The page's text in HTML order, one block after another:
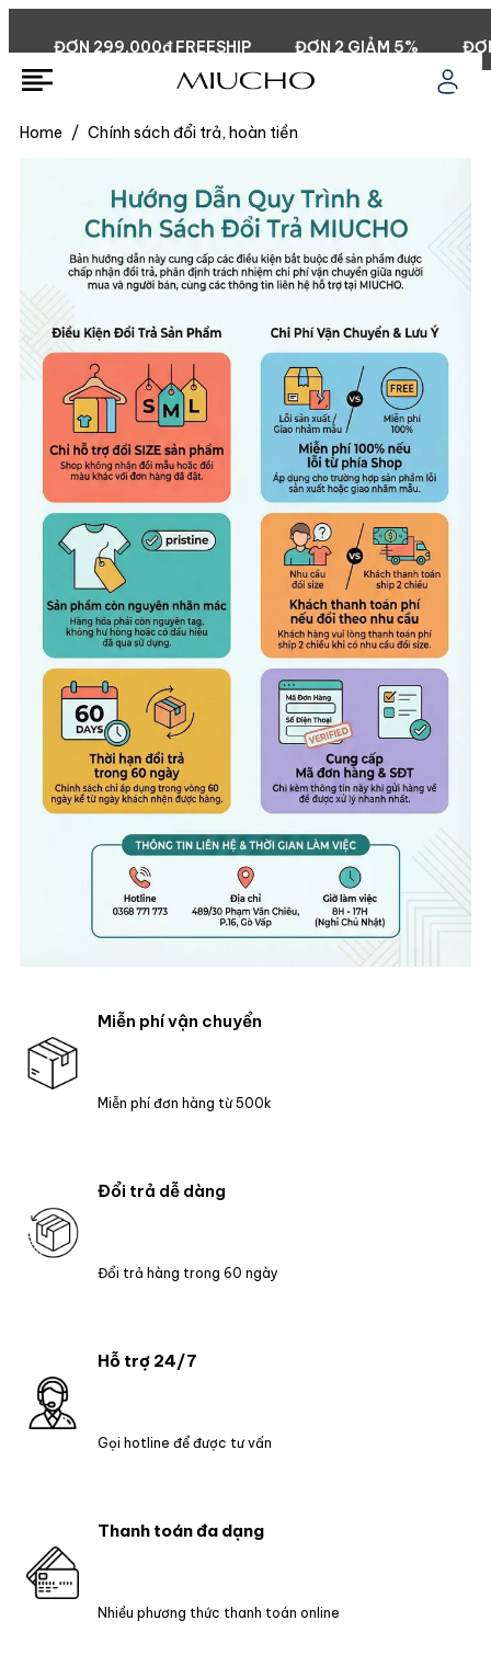
ĐƠN 299.000đ FREESHIP ĐƠN 2 GIẢM 5%
Home / Chính sách đổi trả, hoàn tiền
Đổi trả dễ dàng
Đổi trả hàng trong 60 ngày
Hỗ trợ 24/7
Gọi hotline để được tư vấn
Thanh toán đa dạng
Nhiều phương thức thanh toán online
Miễn phí vận chuyển
Miễn phí đơn hàng từ 500k